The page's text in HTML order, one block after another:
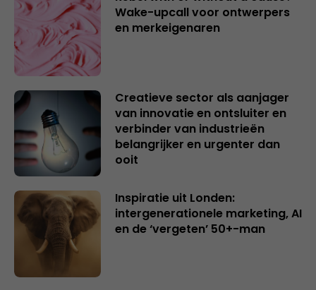
Wake-upcall voor ontwerpers
en merkeigenaren
Creatieve sector als aanjager
van innovatie en ontsluiter en
verbinder van industrieën
belangrijker en urgenter dan
ooit
Inspiratie uit Londen:
intergenerationele marketing, AI
en de ‘vergeten’ 50+-man